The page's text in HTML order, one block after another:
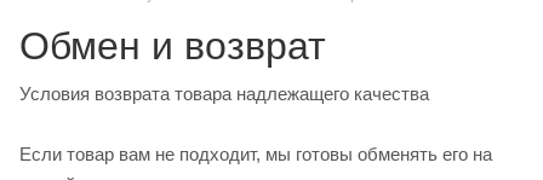
Обмен и возврат
Условия возврата товара надлежащего качества
Если товар вам не подходит, мы готовы обменять его на